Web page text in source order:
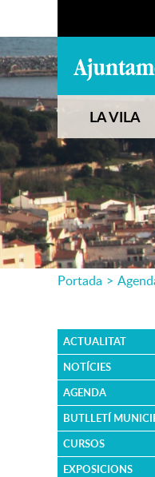
LA VILA
Portada >
ACTUALITAT
NOTÍCIES
AGENDA
BUTLLETÍ
CURSOS
EXPOSICIONS